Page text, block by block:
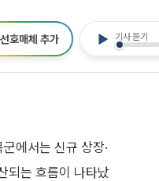
기사 듣기
호매체 추가
에서는 신규 상장·
되는 흐름이 나타났